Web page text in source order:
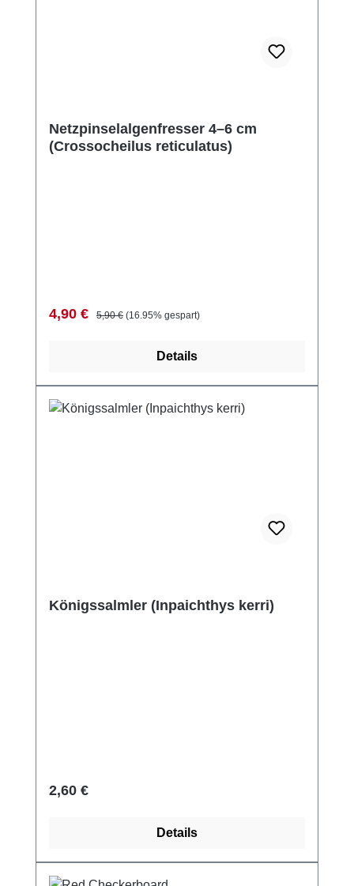
Netzpinselalgenfresser 4–6 cm
(Crossocheilus reticulatus)
Verkaufspreis:
4,90 € Regulärer Preis:
5,90 € (16.95% gespart)
Details
Königssalmler (Inpaichthys kerri)
Regulärer Preis:
2,60 €
Details